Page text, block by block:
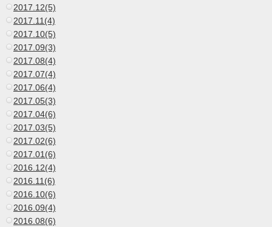
2017.12(5)
2017.11(4)
2017.10(5)
2017.09(3)
2017.08(4)
2017.07(4)
2017.06(4)
2017.05(3)
2017.04(6)
2017.03(5)
2017.02(6)
2017.01(6)
2016.12(4)
2016.11(6)
2016.10(6)
2016.09(4)
2016.08(6)